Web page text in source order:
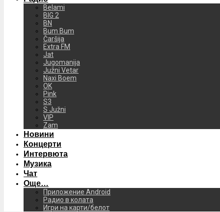
Belami
BIG 2
BN
Bum Bum
Čaršija
Extra FM
Jat
Jugomanija
Južni Vetar
Naxi Boem
OK
Pink
S3
S Južni
VIP
Zam
Новини
Концерти
Интервюта
Музика
Чат
Още…
Приложение Android
Радио в колата
Игри на карти/белот